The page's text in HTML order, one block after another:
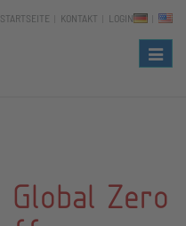
STARTSEITE KONTAKT LOGIN
Global Zero